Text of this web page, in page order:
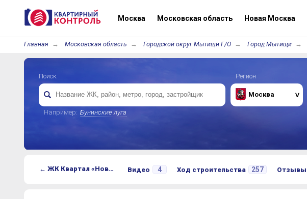
Москва Московская область Новая Москва
Главная Московская область Городской округ Мытищи Г/О Город Мытищи
Поиск
Например: Бунинские луга
Регион
Москва
← ЖК Квартал «Новое Медведково» Видео 4 Ход строительства 257 Отзывы